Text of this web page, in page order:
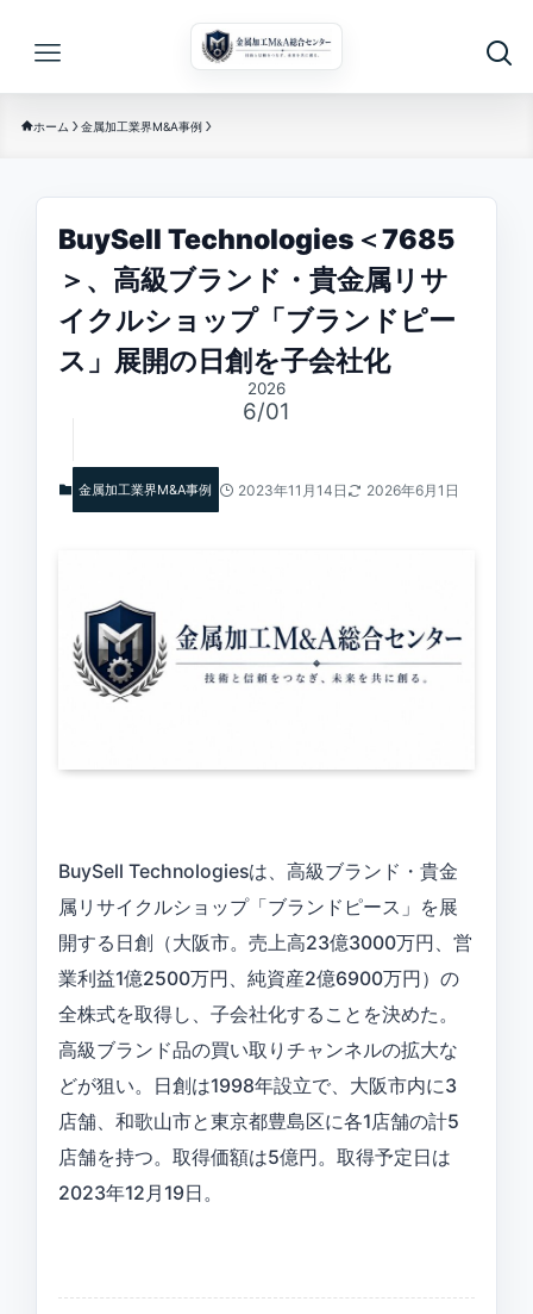
ホーム 金属加工業界M&A事例
BuySell Technologies＜7685
＞、高級ブランド・貴金属リサ
イクルショップ「ブランドピー
ス」展開の日創を子会社化
2026
6/01
金属加工業界M&A事例 2023年11月14日 2026年6月1日
BuySell Technologiesは、高級ブランド・貴金
属リサイクルショップ「ブランドピース」を展
開する日創（大阪市。売上高23億3000万円、営
業利益1億2500万円、純資産2億6900万円）の
全株式を取得し、子会社化することを決めた。
高級ブランド品の買い取りチャンネルの拡大な
どが狙い。日創は1998年設立で、大阪市内に3
店舗、和歌山市と東京都豊島区に各1店舗の計5
店舗を持つ。取得価額は5億円。取得予定日は
2023年12月19日。